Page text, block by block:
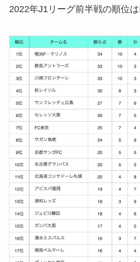
2022年J1リーグ前半戦の順位は